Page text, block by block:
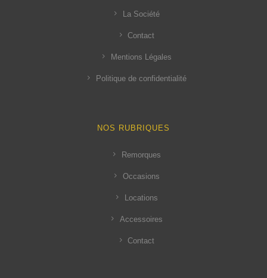
La Société
Contact
Mentions Légales
Politique de confidentialité
NOS RUBRIQUES
Remorques
Occasions
Locations
Accessoires
Contact